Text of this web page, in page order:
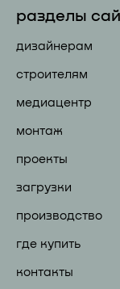
разделы
дизайнерам
строителям
медиацентр
монтаж
проекты
загрузки
производство
где купить
контакты